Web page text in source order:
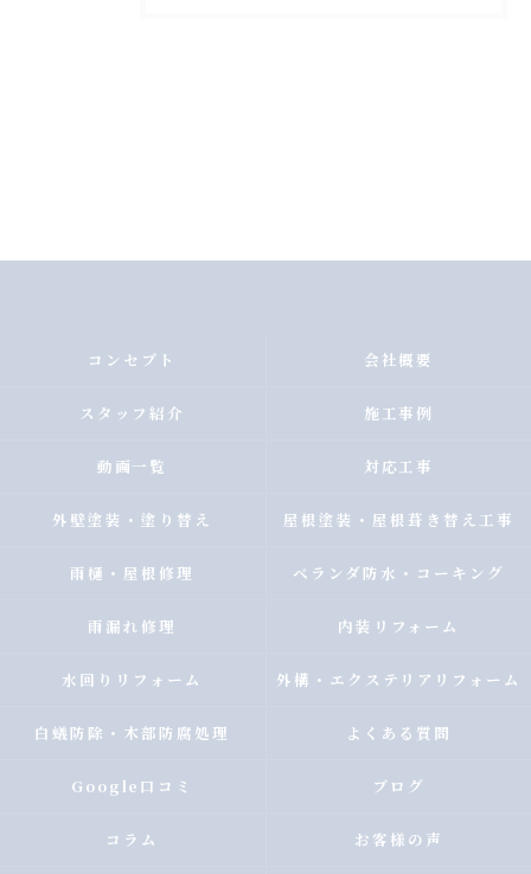
コンセプト 会社概要
スタッフ紹介 施工事例
動画一覧 対応工事
外壁塗装・塗り替え 屋根塗装・屋根葺き替え工事
雨樋・屋根修理 ベランダ防水・コーキング
雨漏れ修理 内装リフォーム
水回りリフォーム 外構・エクステリアリフォーム
白蟻防除・木部防腐処理 よくある質問
Google口コミ ブログ
コラム お客様の声